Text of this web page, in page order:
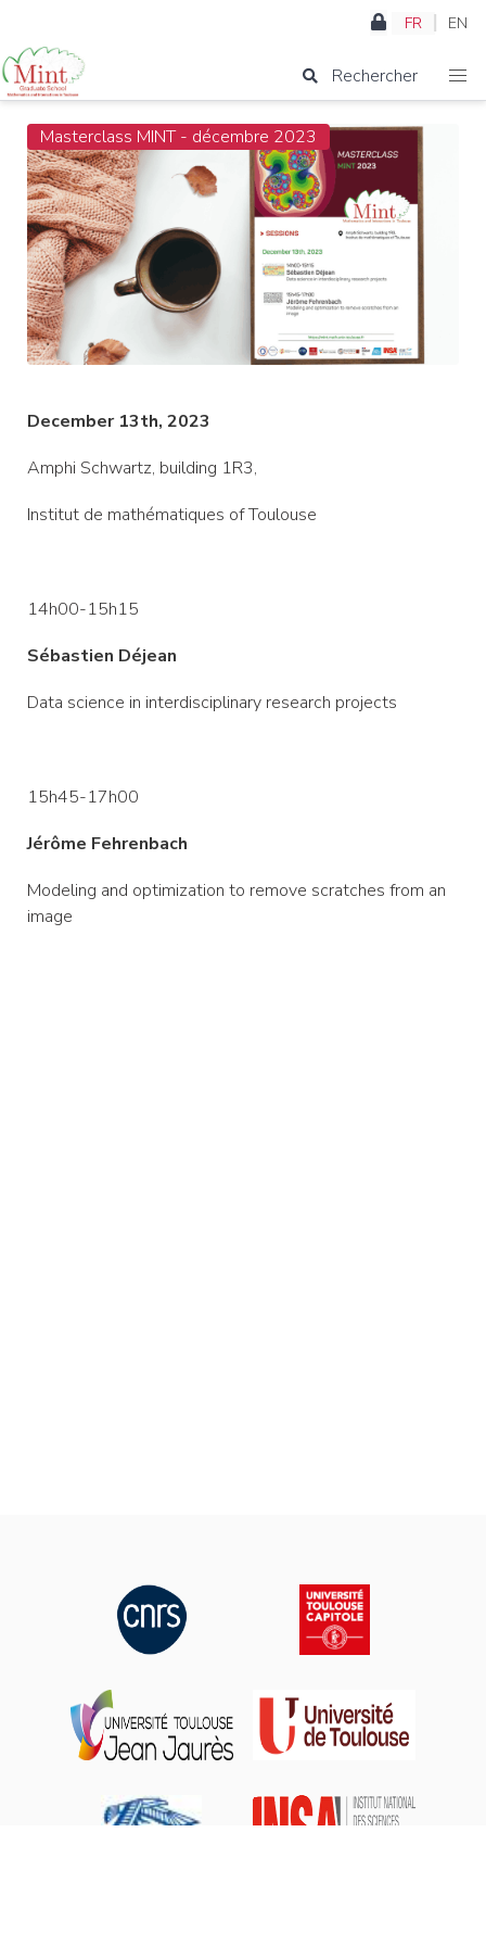
FR EN
Rechercher
Masterclass MINT - décembre 2023
December 13th, 2023
Amphi Schwartz, building 1R3,
Institut de mathématiques of Toulouse
14h00-15h15
Sébastien Déjean
Data science in interdisciplinary research projects
15h45-17h00
Jérôme Fehrenbach
Modeling and optimization to remove scratches from an
image